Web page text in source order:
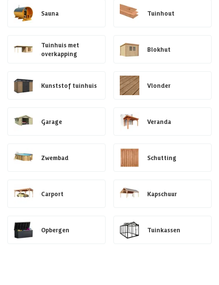
Sauna Tuinhout
Tuinhuis met
overkapping
Blokhut
Kunststof tuinhuis Vlonder
Garage Veranda
Zwembad Schutting
Carport Kapschuur
Opbergen Tuinkassen